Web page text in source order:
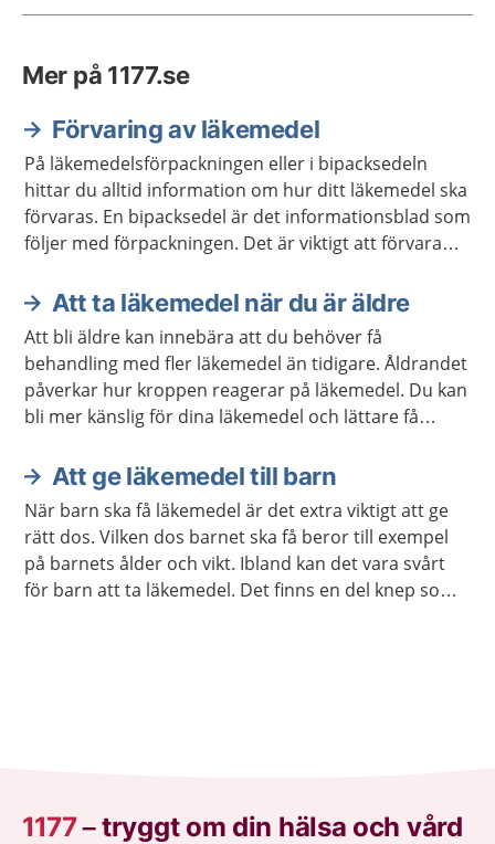
Mer på 1177.se
Förvaring av läkemedel
På läkemedelsförpackningen eller i bipacksedeln
hittar du alltid information om hur ditt läkemedel ska
förvaras. En bipacksedel är det informationsblad som
följer med förpackningen. Det är viktigt att förvara
Att ta läkemedel när du är äldre
Att bli äldre kan innebära att du behöver få
behandling med fler läkemedel än tidigare. Åldrandet
påverkar hur kroppen reagerar på läkemedel. Du kan
bli mer känslig för dina läkemedel och lättare få
Att ge läkemedel till barn
När barn ska få läkemedel är det extra viktigt att ge
rätt dos. Vilken dos barnet ska få beror till exempel
på barnets ålder och vikt. Ibland kan det vara svårt
för barn att ta läkemedel. Det finns en del knep som
1177–tryggt om din hälsa och vård